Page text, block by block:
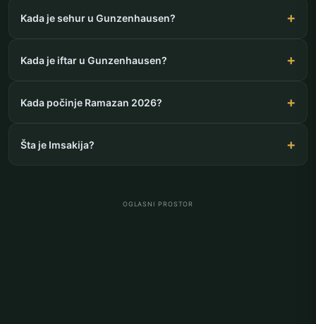
Kada je sehur u Gunzenhausen?
Kada je iftar u Gunzenhausen?
Kada počinje Ramazan 2026?
Šta je Imsakija?
OGLASNI PROSTOR